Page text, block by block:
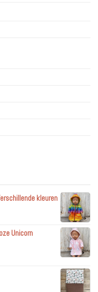
kleuren
Unicorn